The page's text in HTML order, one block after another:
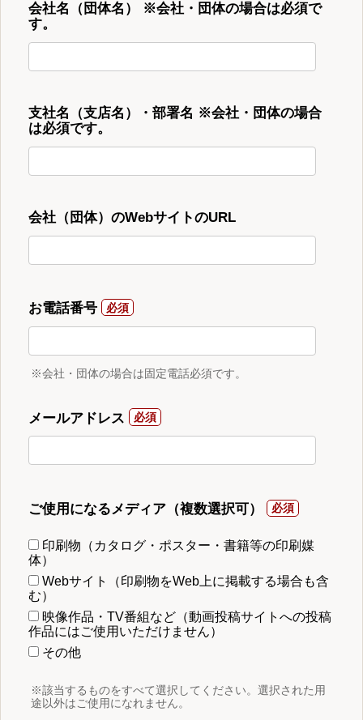
会社名（団体名） ※会社・団体の場合は必須で
す。
支社名（支店名）・部署名 ※会社・団体の場合
は必須です。
会社（団体）のWebサイトのURL
お電話番号
※会社・団体の場合は固定電話必須です。
メールアドレス
ご使用になるメディア（複数選択可）
印刷物（カタログ・ポスター・書籍等の印刷媒
体）
Webサイト（印刷物をWeb上に掲載する場合も含
む）
映像作品・TV番組など（動画投稿サイトへの投稿
作品にはご使用いただけません）
その他
※該当するものをすべて選択してください。選択された用
途以外はご使用になれません。